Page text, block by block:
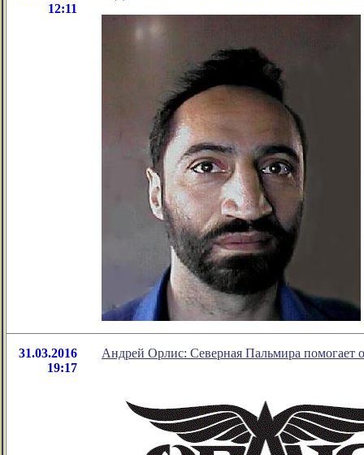
12:11
31.03.2016
19:17
Андрей Орлис: Северная Пальмира помогает